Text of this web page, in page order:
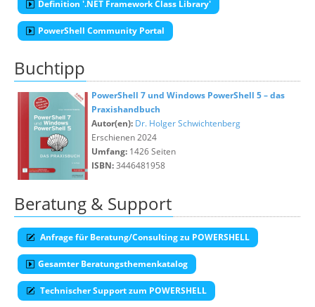
Definition '.NET Framework Class Library'
PowerShell Community Portal
Buchtipp
PowerShell 7 und Windows PowerShell 5 – das
Praxishandbuch
Autor(en): Dr. Holger Schwichtenberg
Erschienen 2024
Umfang: 1426 Seiten
ISBN:3446481958
Beratung & Support
Anfrage für Beratung/Consulting zu POWERSHELL
Gesamter Beratungsthemenkatalog
Technischer Support zum POWERSHELL